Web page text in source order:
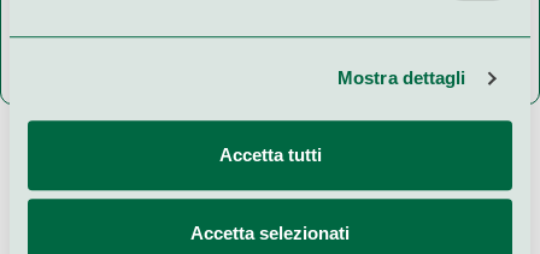
Mostra dettagli
Accetta tutti
Accetta selezionati
Sicilia provincia categoria servizi sede giorno